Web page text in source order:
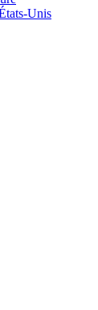
Unis